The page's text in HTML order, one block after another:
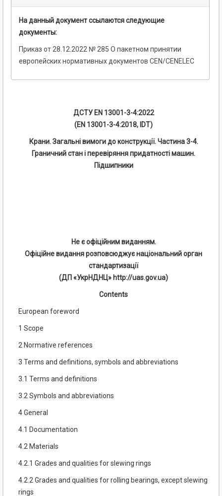
На данный документ ссылаются следующие
документы:
Приказ от 28.12.2022 № 285 О пакетном принятии
европейских нормативных документов CEN/CENELEC
ДСТУ EN 13001-3-4:2022
(EN 13001-3-4:2018, IDT)
Крани. Загальні вимоги до конструкції. Частина 3-4.
Граничний стан і перевіряння придатності машин.
Підшипники
Не є офіційним виданням.
Офіційне видання розповсюджує національний орган
стандартизації
(ДП «УкрНДНЦ» http://uas.gov.ua)
Contents
European foreword
1 Scope
2 Normative references
3 Terms and definitions, symbols and abbreviations
3.1 Terms and definitions
3.2 Symbols and abbreviations
4 General
4.1 Documentation
4.2 Materials
4.2.1 Grades and qualities for slewing rings
4.2.2 Grades and qualities for rolling bearings, except slewing
rings